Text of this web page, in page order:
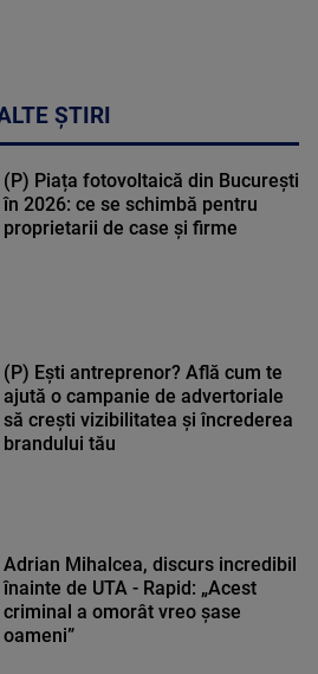
ȘTIRI
(P) Piața fotovoltaică din București
în 2026: ce se schimbă pentru
proprietarii de case și firme
(P) Ești antreprenor? Află cum te
ajută o campanie de advertoriale
să crești vizibilitatea și încrederea
brandului tău
Adrian Mihalcea, discurs incredibil
înainte de UTA - Rapid: „Acest
criminal a omorât vreo șase
oameni”